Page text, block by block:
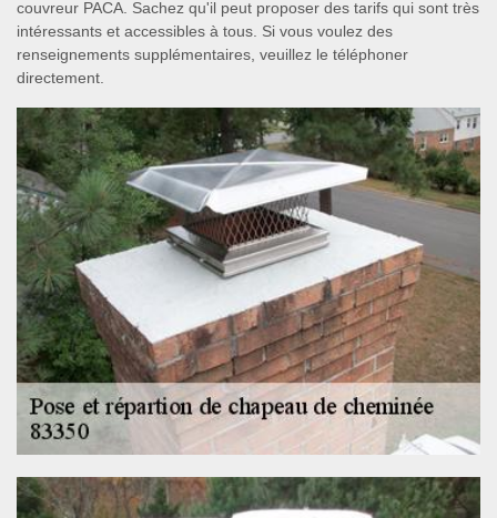
couvreur PACA. Sachez qu'il peut proposer des tarifs qui sont très
intéressants et accessibles à tous. Si vous voulez des
renseignements supplémentaires, veuillez le téléphoner
directement.